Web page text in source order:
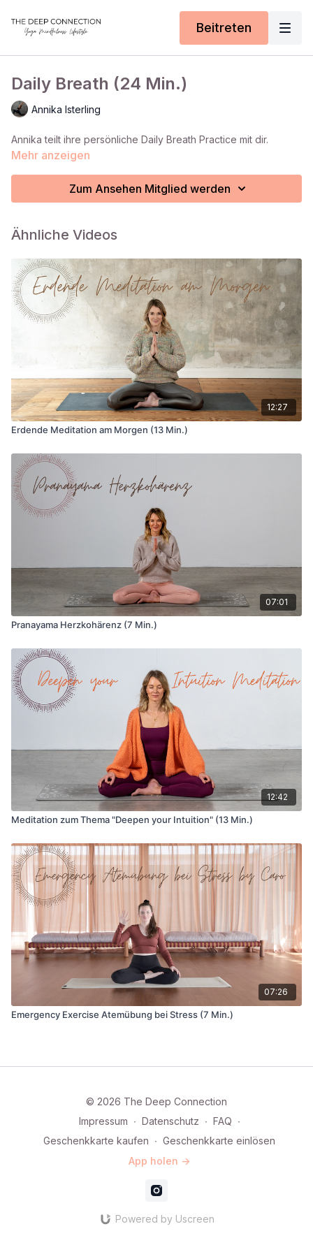
Beitreten
Daily Breath (24 Min.)
Annika Isterling
Annika teilt ihre persönliche Daily Breath Practice mit dir.
Mehr anzeigen
Zum Ansehen Mitglied werden
Ähnliche Videos
12:27
Erdende Meditation am Morgen (13 Min.)
07:01
Pranayama Herzkohärenz (7 Min.)
12:42
Meditation zum Thema "Deepen your Intuition" (13 Min.)
07:26
Emergency Exercise Atemübung bei Stress (7 Min.)
© 2026 The Deep Connection
Impressum ∙ Datenschutz ∙ FAQ ∙
Geschenkkarte kaufen ∙ Geschenkkarte einlösen
App holen ->
Powered by Uscreen